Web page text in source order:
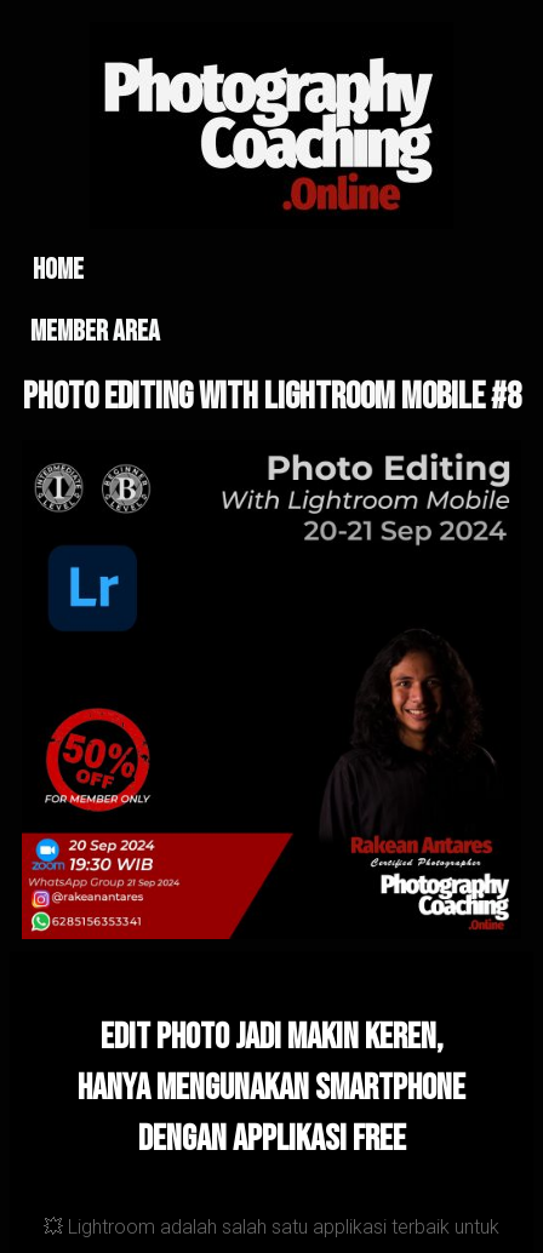
home
member area
Photo Editing With lightroom Mobile #8
edit Photo Jadi mAkin keren,
Hanya mengunakan Smartphone
dengan applikasi Free
💥 Lightroom adalah salah satu applikasi terbaik untuk